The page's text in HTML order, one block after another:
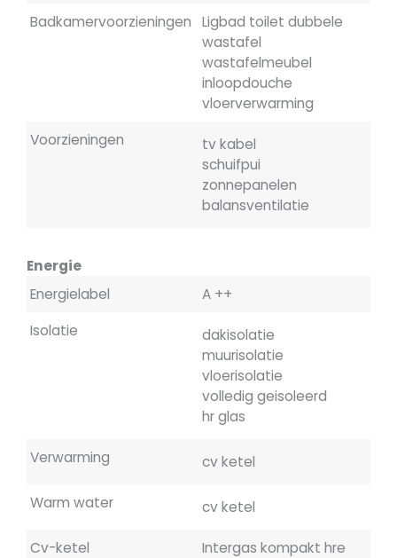
Badkamervoorzieningen
Ligbad toilet dubbele
wastafel
wastafelmeubel
inloopdouche
vloerverwarming
Voorzieningen
tv kabel
schuifpui
zonnepanelen
balansventilatie
Energie
Energielabel
A ++
Isolatie
dakisolatie
muurisolatie
vloerisolatie
volledig geisoleerd
hr glas
Verwarming cv ketel
Warm water cv ketel
Cv-ketel Intergas kompakt hre